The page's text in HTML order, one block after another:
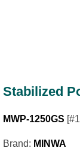
Stabilized
MWP-1250GS
Brand: MINWA